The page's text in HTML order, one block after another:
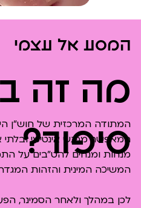
המסע אל עצמי
מה זה
סיפור?
המתודה המרכזית של חוש"ן
המאפשר מפגש אינטימי
מנחות ומנחים להט"בים על
המשיכה המינית והזהות
לכן במהלך ולאחר הסמינר,